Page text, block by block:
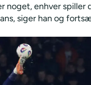
noget, enhver spiller
siger han og